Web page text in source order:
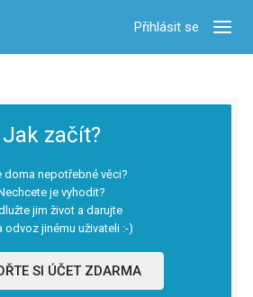
Přihlásit se
Jak začít?
doma nepotřebné věci?
je vyhodit?
jim život a darujte
odvoz jinému uživateli :-)
SI ÚČET ZDARMA